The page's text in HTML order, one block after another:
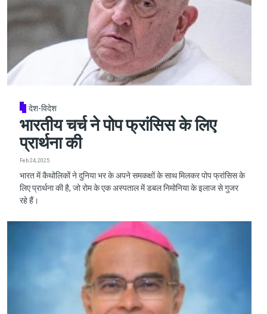
देश-विदेश
भारतीय चर्च ने पोप फ्रांसिस के लिए
प्रार्थना की
Feb 24, 2025
भारत में कैथोलिकों ने दुनिया भर के अपने समकक्षों के साथ मिलकर पोप फ्रांसिस के
लिए प्रार्थना की है, जो रोम के एक अस्पताल में डबल निमोनिया के इलाज से गुजर
रहे हैं।